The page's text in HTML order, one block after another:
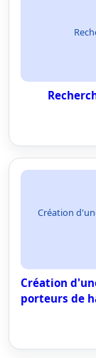
Création
Création
porteurs de